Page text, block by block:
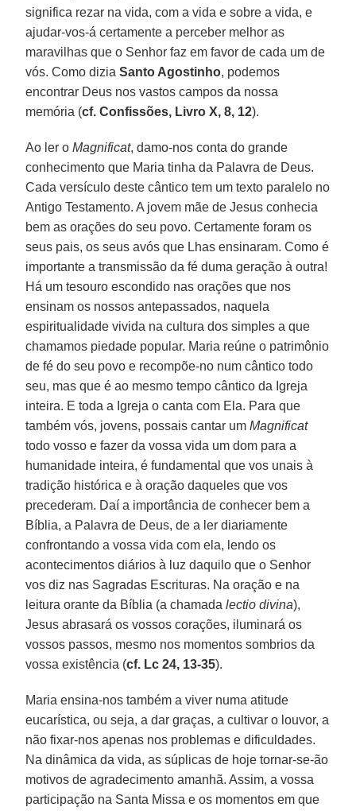
significa rezar na vida, com a vida e sobre a vida, e
ajudar-vos-á certamente a perceber melhor as
maravilhas que o Senhor faz em favor de cada um de
vós. Como diziaSanto Agostinho, podemos
encontrar Deus nos vastos campos da nossa
memória (cf. Confissões, Livro X, 8, 12).
Ao ler oMagnificat, damo-nos conta do grande
conhecimento que Maria tinha da Palavra de Deus.
Cada versículo deste cântico tem um texto paralelo no
Antigo Testamento. A jovem mãe de Jesus conhecia
bem as orações do seu povo. Certamente foram os
seus pais, os seus avós que Lhas ensinaram. Como é
importante a transmissão da fé duma geração à outra!
Há um tesouro escondido nas orações que nos
ensinam os nossos antepassados, naquela
espiritualidade vivida na cultura dos simples a que
chamamos piedade popular. Maria reúne o patrimônio
de fé do seu povo e recompõe-no num cântico todo
seu, mas que é ao mesmo tempo cântico da Igreja
inteira. E toda a Igreja o canta com Ela. Para que
também vós, jovens, possais cantar umMagnificat
todo vosso e fazer da vossa vida um dom para a
humanidade inteira, é fundamental que vos unais à
tradição histórica e à oração daqueles que vos
precederam. Daí a importância de conhecer bem a
Bíblia, a Palavra de Deus, de a ler diariamente
confrontando a vossa vida com ela, lendo os
acontecimentos diários à luz daquilo que o Senhor
vos diz nas Sagradas Escrituras. Na oração e na
leitura orante da Bíblia (a chamadalectio divina),
Jesus abrasará os vossos corações, iluminará os
vossos passos, mesmo nos momentos sombrios da
vossa existência (cf. Lc 24, 13-35).
Maria ensina-nos também a viver numa atitude
eucarística, ou seja, a dar graças, a cultivar o louvor, a
não fixar-nos apenas nos problemas e dificuldades.
Na dinâmica da vida, as súplicas de hoje tornar-se-ão
motivos de agradecimento amanhã. Assim, a vossa
participação na Santa Missa e os momentos em que